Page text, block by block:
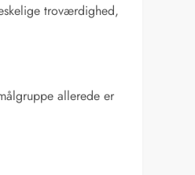
troværdighed,
allerede er